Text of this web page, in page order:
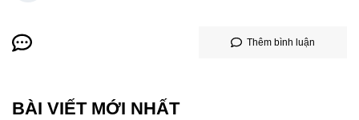
Thêm bình luận
BÀI VIẾT MỚI NHẤT